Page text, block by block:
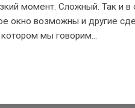
момент. Сложный. Так
окно возможны и другие
мы говорим...